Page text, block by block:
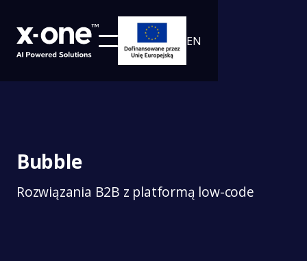
EN
Bubble
Rozwiązania B2B z platformą low-code